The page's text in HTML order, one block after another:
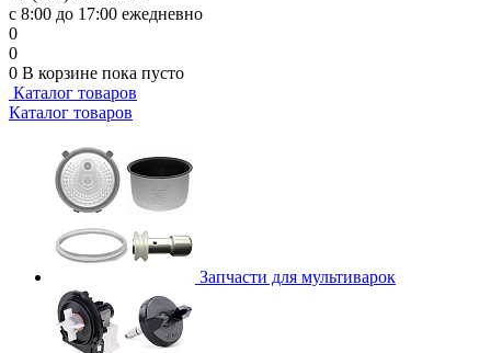
с 8:00 до 17:00 ежедневно
0
0
0 В корзине пока пусто
Каталог товаров
Каталог товаров
Запчасти для мультиварок